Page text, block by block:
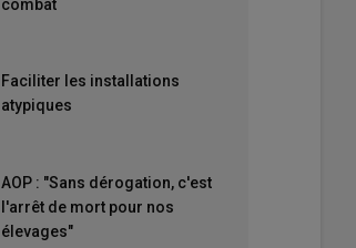
combat
Faciliter les installations
atypiques
AOP : "Sans dérogation, c'est
l'arrêt de mort pour nos
élevages"